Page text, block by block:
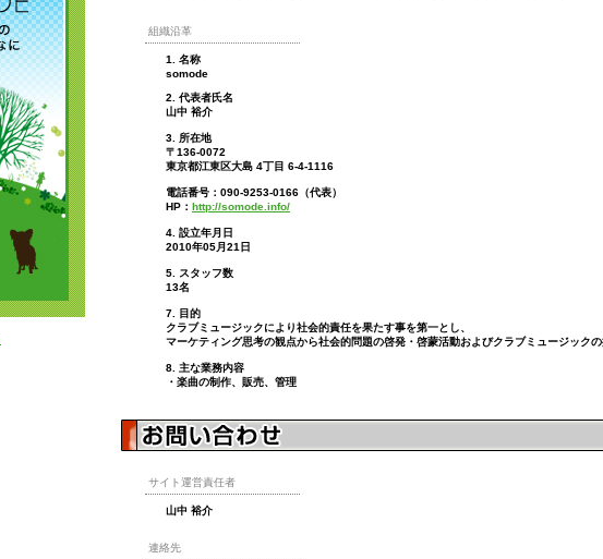
組織沿革
1. 名称
somode
2. 代表者氏名
山中 裕介
3. 所在地
〒136-0072
東京都江東区大島 4丁目 6-4-1116
電話番号：090-9253-0166（代表）
HP： http://somode.info/
4. 設立年月日
2010年05月21日
5. スタッフ数
13名
7. 目的
クラブミュージックにより社会的責任を果たす事を第一とし、
マーケティング思考の観点から社会的問題の啓発・啓蒙活動およびクラブミュージックの
8. 主な業務内容
・楽曲の制作、販売、管理
サイト運営責任者
山中 裕介
連絡先